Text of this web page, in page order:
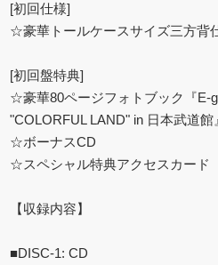
[初回仕様]
☆豪華トールケースサイズ三方背
[初回盤特典]
☆豪華80ページフォトブック『E-
"COLORFUL LAND" in 日本武道館
☆ボーナスCD
☆スペシャル特典アクセスカード
【収録内容】
■DISC-1: CD